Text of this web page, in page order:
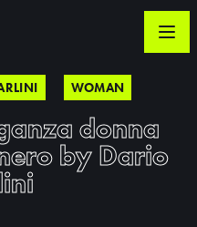
WOMAN
donna
by Dario